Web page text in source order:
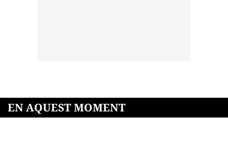
EN AQUEST MOMENT